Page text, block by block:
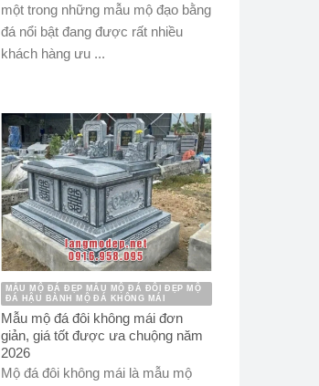
một trong những mẫu mộ đạo bằng
đá nổi bật đang được rất nhiều
khách hàng ưu ...
MẪU MỘ ĐÁ ĐẸP MẪU MỘ ĐÁ ĐÔI ĐẸP MỘ
ĐÁ HẬU BÀNH MỘ ĐÁ KHÔNG MÁI
Mẫu mộ đá đôi không mái đơn
giản, giá tốt được ưa chuộng năm
2026
Mộ đá đôi không mái là mẫu mộ